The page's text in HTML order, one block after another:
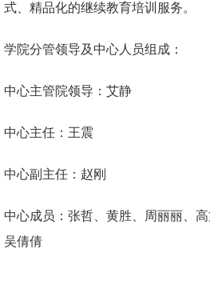
式、精品化的继续教育培训服务。
学院分管领导及中心人员组成：
中心主管院领导：艾静
中心主任：王震
中心副主任：赵刚
中心成员：张哲、黄胜、周丽丽、高
吴倩倩